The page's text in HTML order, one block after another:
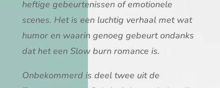
heftige gebeurtenissen of emotionele
scenes. Het is een luchtig verhaal met wat
humor en waarin genoeg gebeurt ondanks
dat het een Slow burn romance is.
Onbekommerd is deel twee uit de